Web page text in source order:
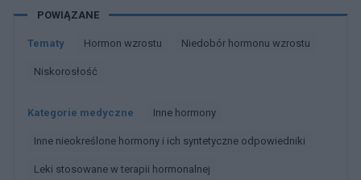
POWIĄZANE
Tematy Hormon wzrostu Niedobór hormonu wzrostu
Niskorosłość
Kategorie medyczne Inne hormony
Inne nieokreślone hormony i ich syntetyczne odpowiedniki
Leki stosowane w terapii hormonalnej